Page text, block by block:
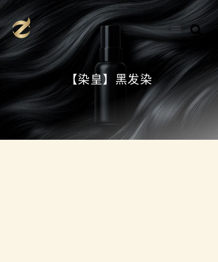
跳
至
内
容
【染皇】黑发染